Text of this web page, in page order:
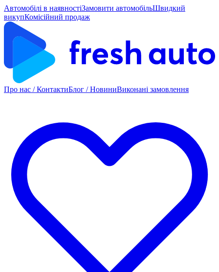
Автомобілі в наявностіЗамовити автомобільШвидкий
викупКомісійний продаж
Про нас / КонтактиБлог / НовиниВиконані замовлення